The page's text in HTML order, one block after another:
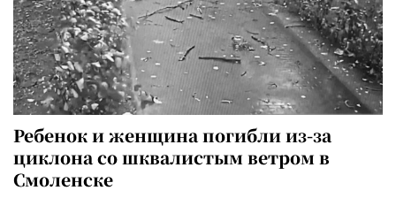
Ребенок и женщина погибли из-за
циклона со шквалистым ветром в
Смоленске